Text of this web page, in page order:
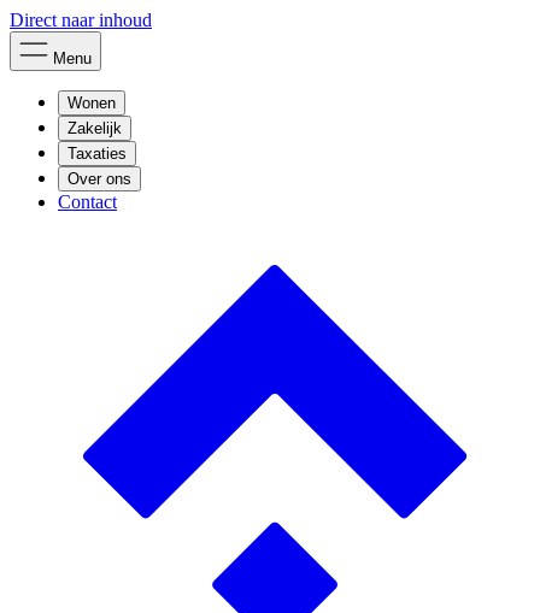
Direct naar inhoud
Menu
Wonen
Zakelijk
Taxaties
Over ons
Contact